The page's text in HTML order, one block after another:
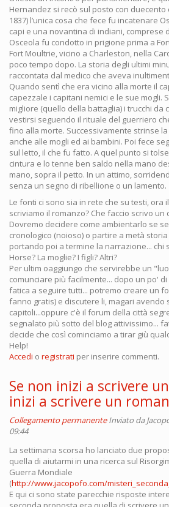
Hernandez si recò sul posto con duecento
1837) l’unica cosa che fece fu incatenare
capi e una novantina di indiani, comprese
Osceola fu condotto in prigione prima a
Fort Moultrie, vicino a Charleston, nella
poco tempo dopo. La storia degli ultimi
raccontata dal medico che aveva
Quando sentì che era vicino alla morte il
capezzale i capitani nemici e le sue mogli.
migliore (quello della battaglia) i trucchi da
vestirsi seguendo il rituale del guerriero
fino alla morte. Successivamente strinse
anche alle mogli ed ai bambini. Poi fece
sul letto, il che fu fatto. A quel punto si
cintura e lo tenne ben saldo nella mano
mano, sopra il petto. In un attimo,
senza un segno di ribellione o un lamento.
Le fonti ci sono sia in rete che su testi, ora
scriviamo il romanzo? Che faccio scrivo
Dovremo decidere come ambientarlo se
cronologico (noioso) o partire a metà
portando poi a termine la narrazione... chi
Horse? La moglie? I figli? Altri?
Per ultim oaggiungo che servirebbe un
comunciare più facilmente... dopo un po'
fatica a seguire tutti... potremo creare un
fanno gratis) e discutere li, magari avendo
capitoli...oppure c'è il forum della città
segnalato più sotto del blog attivissimo...
decide che così cominciamo a tirar giù
Help!
Accedi o registrati per inserire commenti.
Se non inizi a scrivere
inizi a scrivere un roman
Collegamento permanente Inviato da
09:44
La settimana scorsa ho lanciato due
quella di aiutarmi in una ricerca sul
Guerra Mondiale
(http://www.jacopofo.com/
E qui ci sono state parecchie risposte